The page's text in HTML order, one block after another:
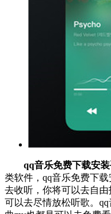
qq音乐免费下载安
类软件，qq音乐免费下
去收听，你将可以去自
可以去尽情放松听歌。